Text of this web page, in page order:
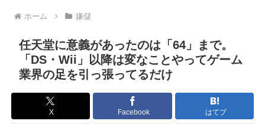
マッシヴ・アタック、シンガポール公演でパレスチナ国旗を掲...
「お父さんが私にいくら使おうと、あなたには関係ない」そう...
識者「山上徹也が安倍晋三を討たなければ、日本国は今でも統...
オトンがこれ見てガンダムって言うんやが
灼眼のシャナというラノベwww
プーチン「あえて申し上げます。助けてください。」
ホーム 嫌儲
任天堂に意義があったのは「64」まで。
「DS・Wii」以降は変なことやってゲーム
業界の足を引っ張ってるだけ
X Facebook はてブ